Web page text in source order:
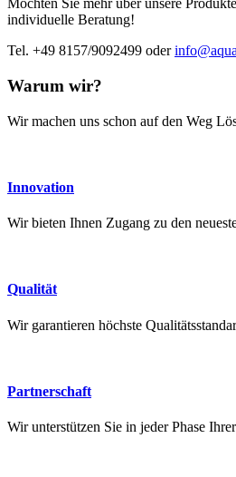
Möchten Sie mehr über unsere
individuelle Beratung!
Tel. +49 8157/9092499 oder
Warum wir?
Wir machen uns schon auf den Weg
Innovation
Wir bieten Ihnen Zugang zu den
Qualität
Wir garantieren höchste
Partnerschaft
Wir unterstützen Sie in jeder Phase